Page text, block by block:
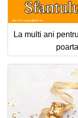
La multi ani